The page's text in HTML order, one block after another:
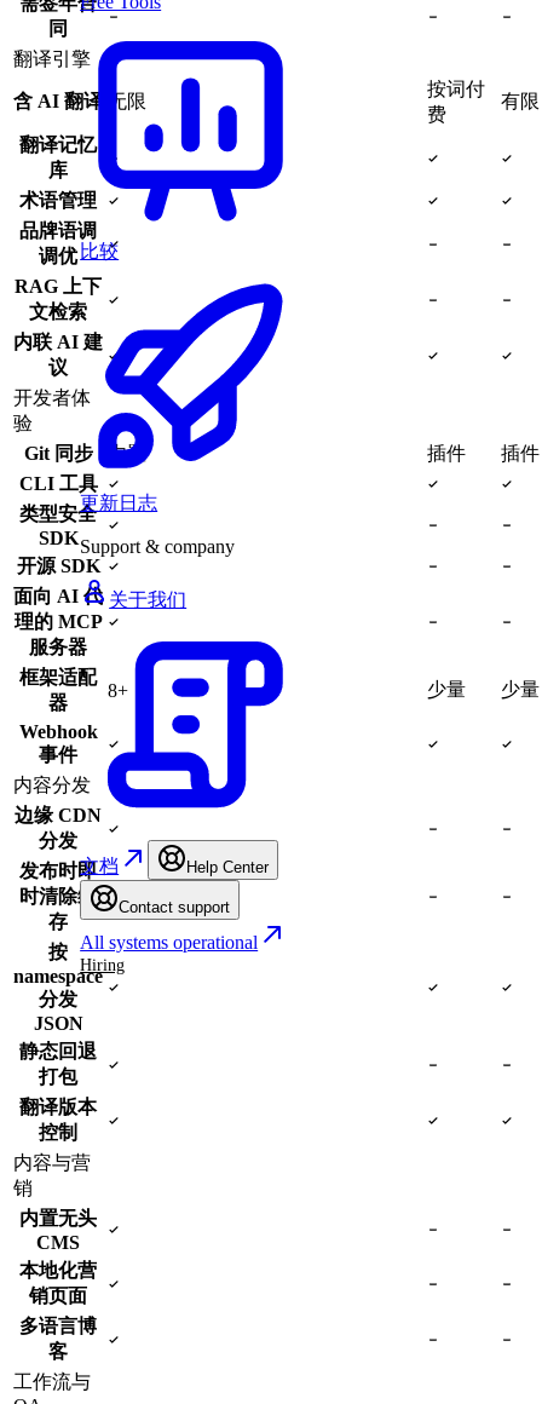
比较
更新日志
Support & company
关于我们
文档 Help Center
Contact support
All systems operational
Hiring
同
翻译引擎
含 AI 翻译 无限
按词付
费
有限
翻译记忆
库
术语管理
品牌语调
调优
RAG 上下
文检索
内联 AI 建
议
开发者体
验
Git 同步
内置 插件
插件
CLI 工具
类型安全
SDK
开源 SDK
面向 AI 代
理的 MCP
服务器
框架适配
器
8+ 少量 少量
Webhook
事件
内容分发
边缘 CDN
分发
发布时即
时清除缓
存
按
namespace
分发
JSON
静态回退
打包
翻译版本
控制
内容与营
销
内置无头
CMS
本地化营
销页面
多语言博
客
工作流与